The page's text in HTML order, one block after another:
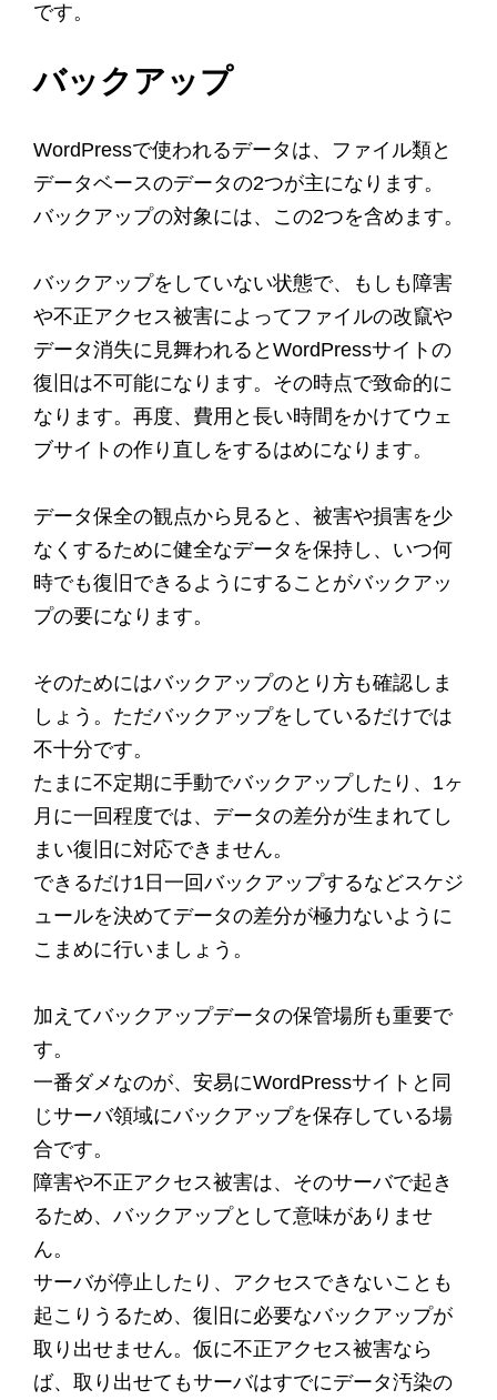
です。
バックアップ
WordPressで使われるデータは、ファイル類と
データベースのデータの2つが主になります。
バックアップの対象には、この2つを含めます。
バックアップをしていない状態で、もしも障害
や不正アクセス被害によってファイルの改竄や
データ消失に見舞われるとWordPressサイトの
復旧は不可能になります。その時点で致命的に
なります。再度、費用と長い時間をかけてウェ
ブサイトの作り直しをするはめになります。
データ保全の観点から見ると、被害や損害を少
なくするために健全なデータを保持し、いつ何
時でも復旧できるようにすることがバックアッ
プの要になります。
そのためにはバックアップのとり方も確認しま
しょう。ただバックアップをしているだけでは
不十分です。
たまに不定期に手動でバックアップしたり、1ヶ
月に一回程度では、データの差分が生まれてし
まい復旧に対応できません。
できるだけ1日一回バックアップするなどスケジ
ュールを決めてデータの差分が極力ないように
こまめに行いましょう。
加えてバックアップデータの保管場所も重要で
す。
一番ダメなのが、安易にWordPressサイトと同
じサーバ領域にバックアップを保存している場
合です。
障害や不正アクセス被害は、そのサーバで起き
るため、バックアップとして意味がありませ
ん。
サーバが停止したり、アクセスできないことも
起こりうるため、復旧に必要なバックアップが
取り出せません。仮に不正アクセス被害なら
ば、取り出せてもサーバはすでにデータ汚染の